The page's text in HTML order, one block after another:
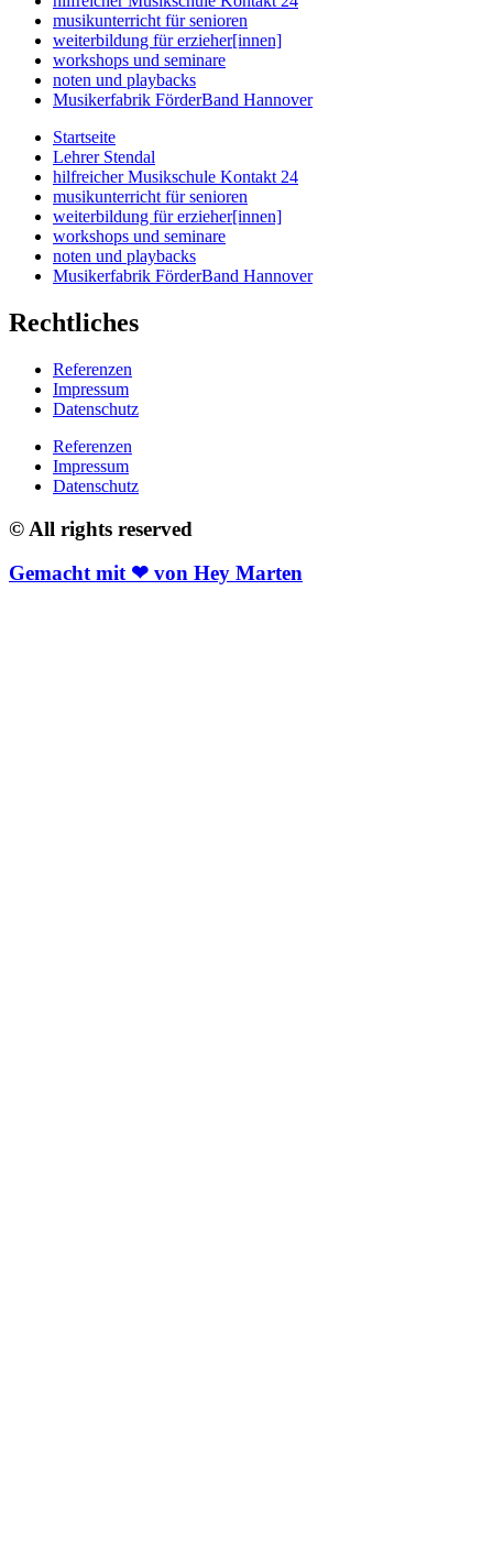
musikunterricht für senioren
weiterbildung für erzieher[innen]
workshops und seminare
noten und playbacks
Musikerfabrik FörderBand Hannover
Startseite
Lehrer Stendal
hilfreicher Musikschule Kontakt 24
musikunterricht für senioren
weiterbildung für erzieher[innen]
workshops und seminare
noten und playbacks
Musikerfabrik FörderBand Hannover
Rechtliches
Referenzen
Impressum
Datenschutz
Referenzen
Impressum
Datenschutz
© All rights reserved
Gemacht mit ❤ von Hey Marten